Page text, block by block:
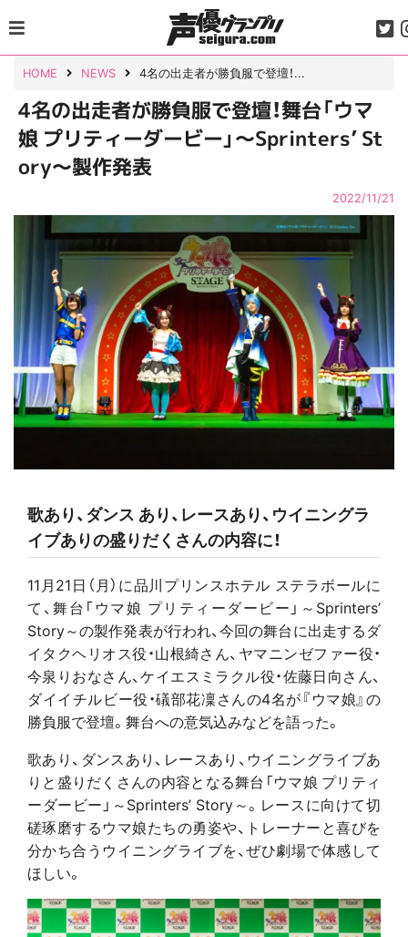
to
content
HOME NEWS 4名の出走者が勝負服で登壇！...
4名の出走者が勝負服で登壇！舞台「ウマ
娘 プリティーダービー」～Sprinters’ St
ory～製作発表
2022/11/21
歌あり、ダンス あり、レースあり、ウイニングラ
イブありの盛りだくさんの内容に！
11月21日（月）に品川プリンスホテル ステラボールに
て、舞台「ウマ娘 プリティーダービー」～Sprinters’
Story～の製作発表が行われ、今回の舞台に出走するダ
イタクヘリオス役・山根綺さん、ヤマニンゼファー役・
今泉りおなさん、ケイエスミラクル役・佐藤日向さん、
ダイイチルビー役・礒部花凜さんの4名が『ウマ娘』の
勝負服で登壇。舞台への意気込みなどを語った。
歌あり、ダンスあり、レースあり、ウイニングライブあ
りと盛りだくさんの内容となる舞台「ウマ娘 プリティ
ーダービー」～Sprinters’ Story～。レースに向けて切
磋琢磨するウマ娘たちの勇姿や、トレーナーと喜びを
分かち合うウイニングライブを、ぜひ劇場で体感して
ほしい。